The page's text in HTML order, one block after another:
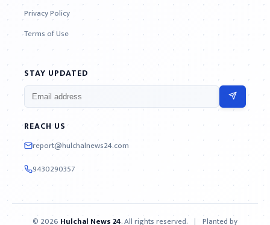
Privacy Policy
Terms of Use
STAY UPDATED
REACH US
report@hulchalnews24.com
9430290357
© 2026 Hulchal News 24. All rights reserved. | Planted by